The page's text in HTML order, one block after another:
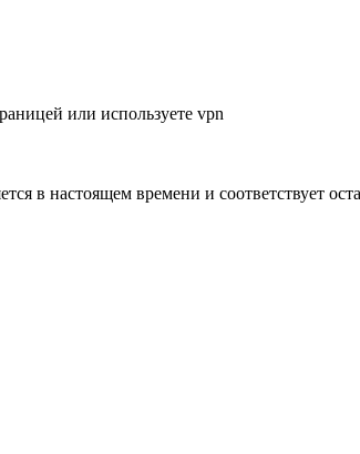
или используете vpn
в настоящем времени и соответствует